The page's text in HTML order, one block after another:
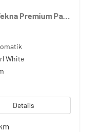
1.3 DIG-T MHEV 158 PS X-Tronic Tekna Premium Paket 20"LM Teil-Leder PanoGlasdach Klimaautomatik Sitzheizung Lenkradheizung Navi Head-Up Display elektr. Heckklappe ACC PDC v+h 360°Kamera DAB Bluetooth Touchscreen Apple CarPlay Android Auto
White
Details